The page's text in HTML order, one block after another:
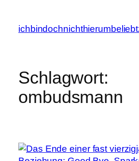
springen
Schlagwort:
ombudsmann